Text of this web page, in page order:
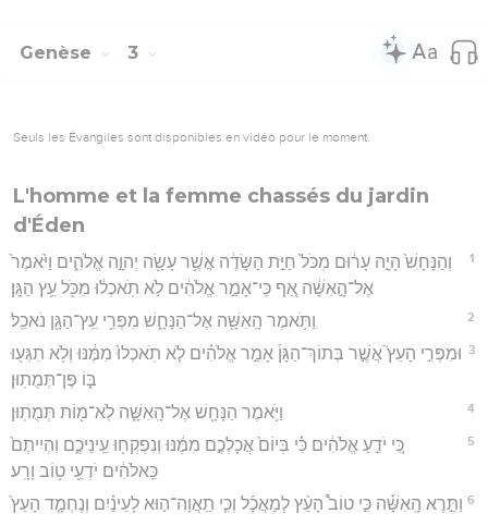
Genèse 3
Seuls les Évangiles sont disponibles en vidéo pour le moment.
L'homme et la femme chassés du jardin
d'Éden
1
וְהַנָּחָשׁ֙ הָיָ֣ה עָר֔וּם מִכֹּל֙ חַיַּ֣ת הַשָּׂדֶ֔ה אֲשֶׁ֥ר עָשָׂ֖ה יְהוָ֣ה אֱלֹהִ֑ים וַיֹּ֙אמֶר֙
אֶל־הָ֣אִשָּׁ֔ה אַ֚ף כִּֽי־אָמַ֣ר אֱלֹהִ֔ים לֹ֣א תֹֽאכְל֔וּ מִכֹּ֖ל עֵ֥ץ הַגָּֽן׃
2 וַתֹּ֥אמֶר הָֽאִשָּׁ֖ה אֶל־הַנָּחָ֑שׁ מִפְּרִ֥י עֵֽץ־הַגָּ֖ן נֹאכֵֽל׃
3 וּמִפְּרִ֣י הָעֵץ֮ אֲשֶׁ֣ר בְּתוֹךְ־הַגָּן֒ אָמַ֣ר אֱלֹהִ֗ים לֹ֤א תֹֽאכְלוּ֙ מִמֶּ֔נּוּ וְלֹ֥א תִגְּע֖וּ
בּ֑וֹ פֶּן־תְּמֻתֽוּן׃
4 וַיֹּ֥אמֶר הַנָּחָ֖שׁ אֶל־הָֽאִשָּׁ֑ה לֹֽא־מ֖וֹת תְּמֻתֽוּן׃
5
כִּ֚י יֹדֵ֣עַ אֱלֹהִ֔ים כִּ֗י בְּיוֹם֙ אֲכָלְכֶ֣ם מִמֶּ֔נּוּ וְנִפְקְח֖וּ עֵֽינֵיכֶ֑ם וִהְיִיתֶם֙
כֵּֽאלֹהִ֔ים יֹדְעֵ֖י ט֥וֹב וָרָֽע׃
6 וַתֵּ֣רֶא הָֽאִשָּׁ֡ה כִּ֣י טוֹב֩ הָעֵ֨ץ לְמַאֲכָ֜ל וְכִ֧י תַֽאֲוָה־ה֣וּא לָעֵינַ֗יִם וְנֶחְמָ֤ד הָעֵץ֙